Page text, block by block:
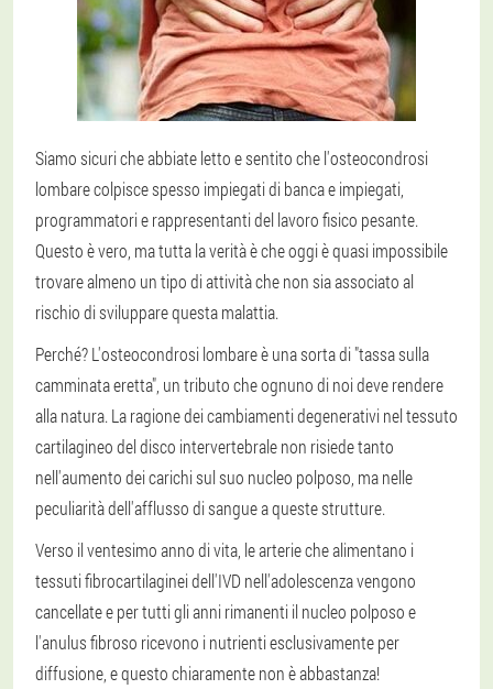
Siamo sicuri che abbiate letto e sentito che l'osteocondrosi
lombare colpisce spesso impiegati di banca e impiegati,
programmatori e rappresentanti del lavoro fisico pesante.
Questo è vero, ma tutta la verità è che oggi è quasi impossibile
trovare almeno un tipo di attività che non sia associato al
rischio di sviluppare questa malattia.
Perché? L'osteocondrosi lombare è una sorta di "tassa sulla
camminata eretta", un tributo che ognuno di noi deve rendere
alla natura. La ragione dei cambiamenti degenerativi nel tessuto
cartilagineo del disco intervertebrale non risiede tanto
nell'aumento dei carichi sul suo nucleo polposo, ma nelle
peculiarità dell'afflusso di sangue a queste strutture.
Verso il ventesimo anno di vita, le arterie che alimentano i
tessuti fibrocartilaginei dell'IVD nell'adolescenza vengono
cancellate e per tutti gli anni rimanenti il nucleo polposo e
l'anulus fibroso ricevono i nutrienti esclusivamente per
diffusione, e questo chiaramente non è abbastanza!